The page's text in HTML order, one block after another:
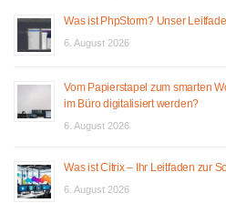
Was ist PhpStorm? Unser
6. August 2026
Vom Papierstapel zum smarten
im Büro digitalisiert werden?
6. August 2026
Was ist Citrix – Ihr Leitfaden zur
6. August 2026